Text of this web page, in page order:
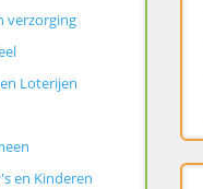
verzorging
Loterijen
en Kinderen